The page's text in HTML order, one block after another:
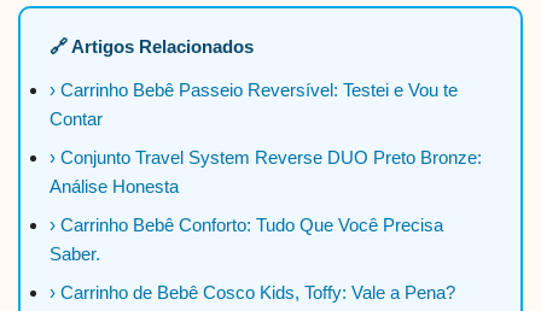
🔗 Artigos Relacionados
› Carrinho Bebê Passeio Reversível: Testei e Vou te
Contar
› Conjunto Travel System Reverse DUO Preto Bronze:
Análise Honesta
› Carrinho Bebê Conforto: Tudo Que Você Precisa
Saber.
› Carrinho de Bebê Cosco Kids, Toffy: Vale a Pena?